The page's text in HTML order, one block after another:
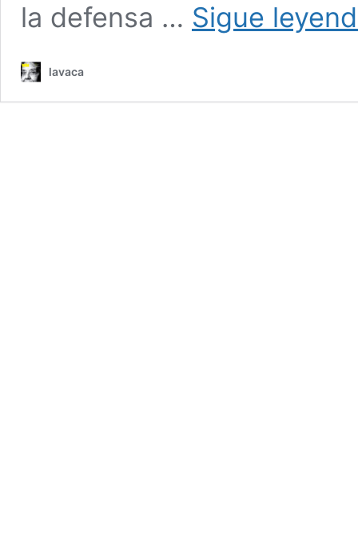
la defensa … Sigue
lavaca